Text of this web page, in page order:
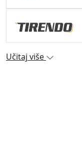
Učitaj više